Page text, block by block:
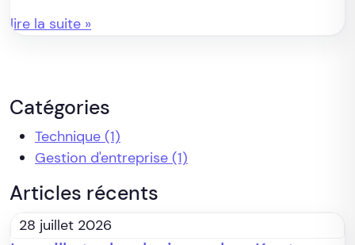
lire la suite »
Catégories
Technique (1)
Gestion d'entreprise (1)
Articles récents
28 juillet 2026